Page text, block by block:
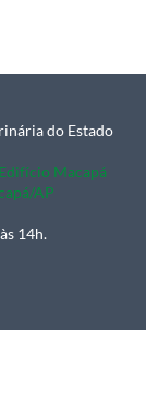
do Estado
Macapá
AP
14h.